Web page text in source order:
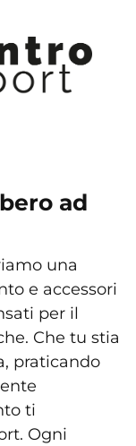
ad
una
e accessori
per il
Che tu stia
praticando
ti
Ogni